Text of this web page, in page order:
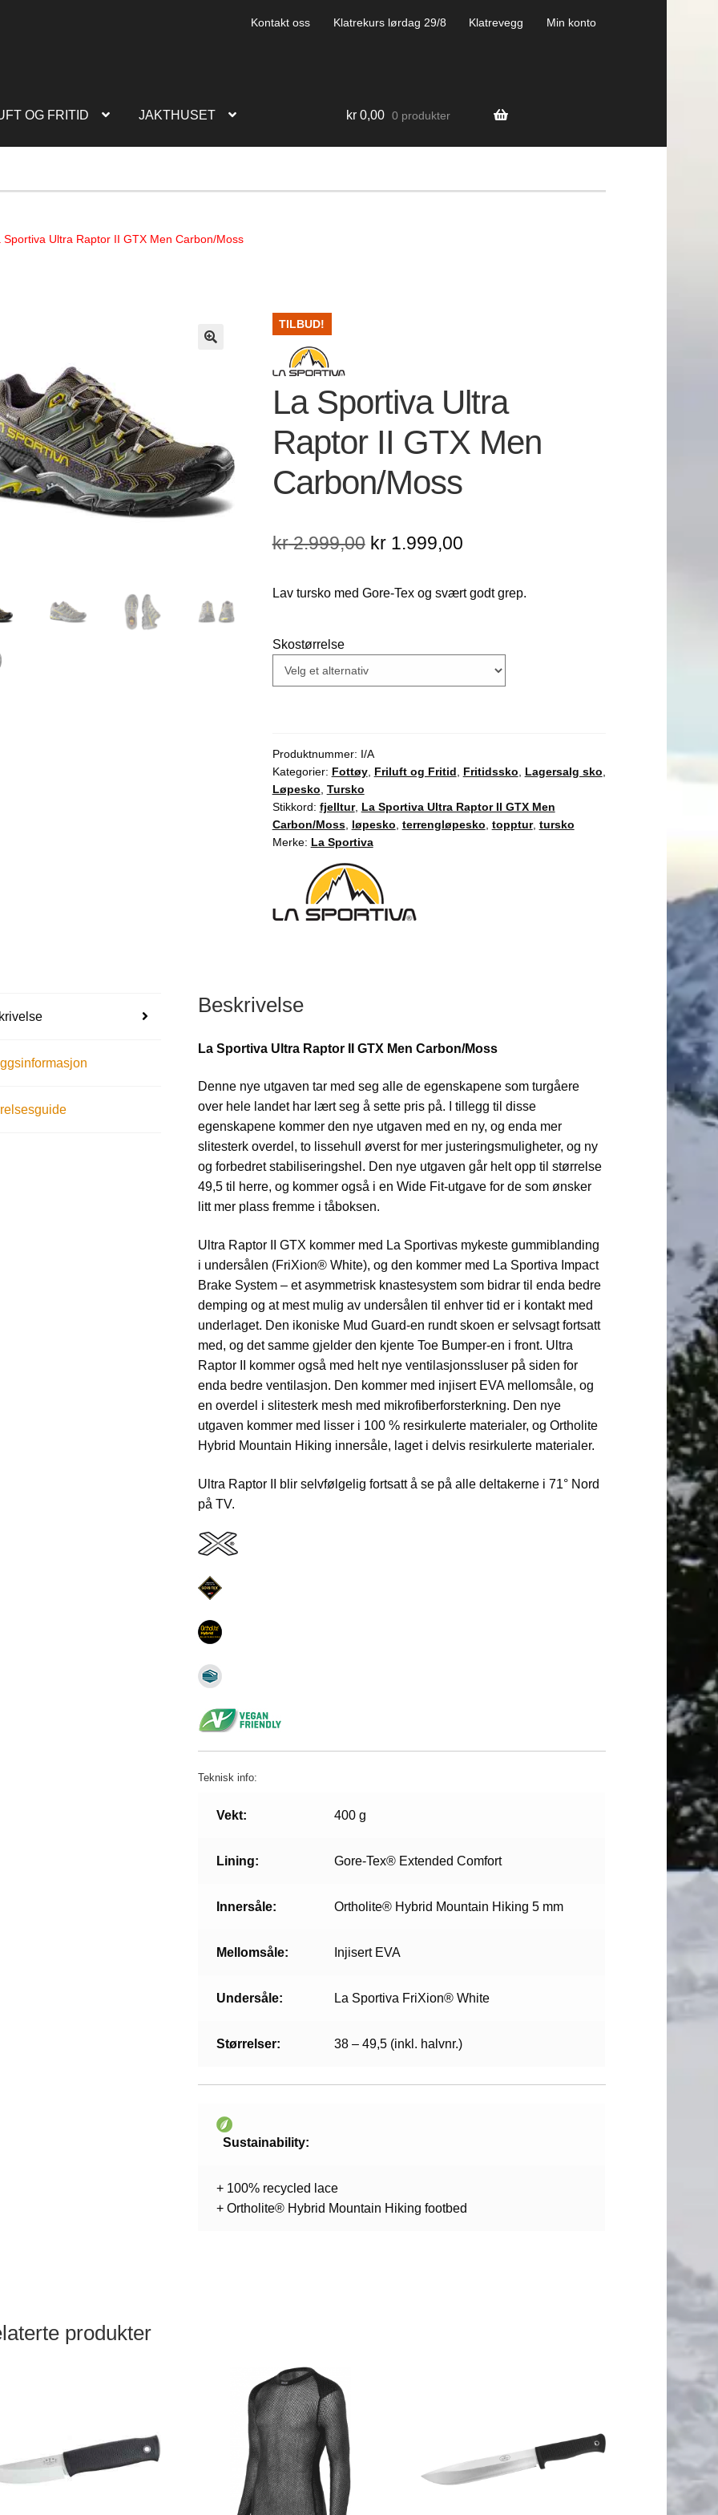
Kontakt oss Klatrekurs lørdag 29/8 Klatrevegg Min konto
OG FRITID JAKTHUSET kr 0,00 0 produkter
Sportiva Ultra Raptor II GTX Men Carbon/Moss
TILBUD!
La Sportiva Ultra
Raptor II GTX Men
Carbon/Moss
kr2.999,00 Opprinnelig
var:
kr1.999,00Nåværende
er:
Lav tursko med Gore-Tex og svært godt grep.
Skostørrelse
Produktnummer: I/A
Kategorier: Fottøy, Friluft og Fritid Fritidssko Lagersalg sko
Løpesko Tursko
Stikkord: fjelltur, La Sportiva Ultra Raptor II GTX Men
Carbon/Moss, løpesko terrengløpesko topptur, tursko
Merke: La Sportiva
Beskrivelse
La Sportiva Ultra Raptor II GTX Men Carbon/Moss
Denne nye utgaven tar med seg alle de egenskapene som turgåere
over hele landet har lært seg å sette pris på. I tillegg til disse
egenskapene kommer den nye utgaven med en ny, og enda mer
slitesterk overdel, to lissehull øverst for mer justeringsmuligheter, og ny
og forbedret stabiliseringshel. Den nye utgaven går helt opp til størrelse
49,5 til herre, og kommer også i en Wide Fit-utgave for de som ønsker
litt mer plass fremme i tåboksen.
Ultra Raptor II GTX kommer med La Sportivas mykeste gummiblanding
i undersålen (FriXion® White), og den kommer med La Sportiva Impact
Brake System – et asymmetrisk knastesystem som bidrar til enda bedre
demping og at mest mulig av undersålen til enhver tid er i kontakt med
underlaget. Den ikoniske Mud Guard-en rundt skoen er selvsagt fortsatt
med, og det samme gjelder den kjente Toe Bumper-en i front. Ultra
Raptor II kommer også med helt nye ventilasjonssluser på siden for
enda bedre ventilasjon. Den kommer med injisert EVA mellomsåle, og
en overdel i slitesterk mesh med mikrofiberforsterkning. Den nye
utgaven kommer med lisser i 100 % resirkulerte materialer, og Ortholite
Hybrid Mountain Hiking innersåle, laget i delvis resirkulerte materialer.
Ultra Raptor II blir selvfølgelig fortsatt å se på alle deltakerne i 71° Nord
på TV.
Teknisk info:
Vekt: 400 g
Lining: Gore-Tex® Extended Comfort
Innersåle: Ortholite® Hybrid Mountain Hiking 5 mm
Mellomsåle: Injisert EVA
Undersåle: La Sportiva FriXion® White
Størrelser: 38 – 49,5 (inkl. halvnr.)
Sustainability:
+ 100% recycled lace
+ Ortholite® Hybrid Mountain Hiking footbed
produkter